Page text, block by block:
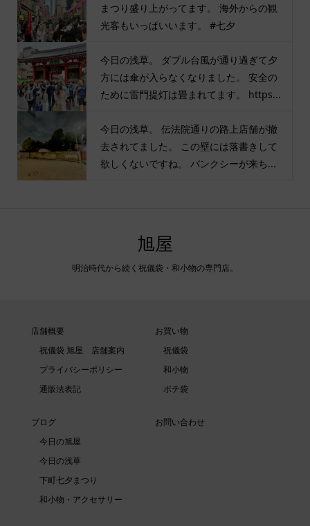
まつり盛り上がってます。 海外からの観
光客もいっぱいいます。 #七夕
今日の浅草。 ダブル台風が通り過ぎて夕
方には傘が入らなくなりました。 安全の
ために雷門提灯は畳まれてます。 https...
今日の浅草。 伝法院通りの路上店舗が撤
去されてました。 この壁には落書きして
欲しくないですね。 バンクシーが来ち...
旭屋
明治時代から続く祝儀袋・和小物の専門店。
店舗概要
祝儀袋 旭屋 店舗案内
プライバシーポリシー
通販法表記
お買い物
祝儀袋
和小物
ポチ袋
ブログ
今日の旭屋
今日の浅草
下町七夕まつり
和小物・アクセサリー
お問い合わせ